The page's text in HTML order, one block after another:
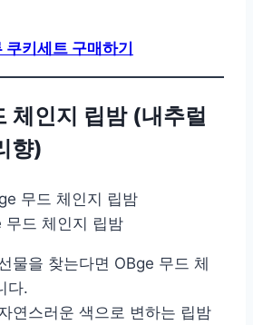
키세트 구매하기
체인지 립밤 (내추럴
향)
무드 체인지 립밤
물을 찾는다면 OBge 무드 체
다.
연스러운 색으로 변하는 립밤